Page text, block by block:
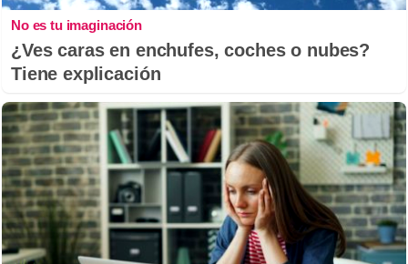
No es tu imaginación
¿Ves caras en enchufes, coches o nubes?
Tiene explicación